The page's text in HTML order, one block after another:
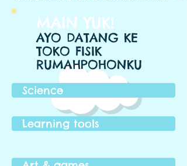
MAIN YUK!
AYO DATANG KE
TOKO FISIK
RUMAHPOHONKU
Science
Learning tools